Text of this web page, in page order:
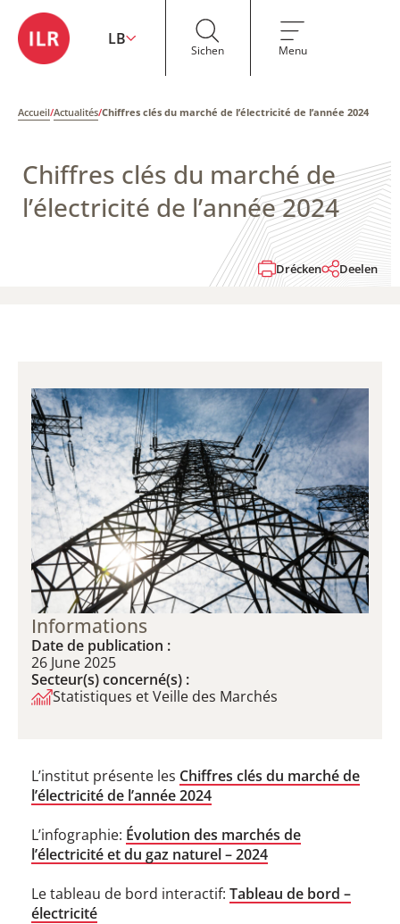
LB
Sichen Menu
Accueil/Actualités/Chiffres clés du marché de l’électricité de l’année 2024
Chiffres clés du marché de
l’électricité de l’année 2024
Drécken Deelen
Informations
Date de publication :
26 June 2025
Secteur(s) concerné(s) :
Statistiques et Veille des Marchés
L’institut présente les Chiffres clés du marché de
l’électricité de l’année 2024
L’infographie: Évolution des marchés de
l’électricité et du gaz naturel – 2024
Le tableau de bord interactif: Tableau de bord –
électricité